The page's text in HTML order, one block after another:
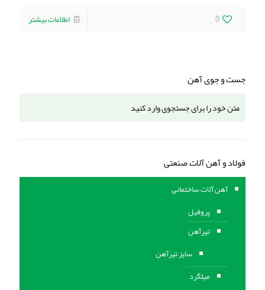
0
اطلاعات بیشتر
جست و جوی آهن
فولاد و آهن آلات صنعتی
آهن آلات ساختمانی
پروفیل
تیرآهن
سایز تیرآهن
میلگرد